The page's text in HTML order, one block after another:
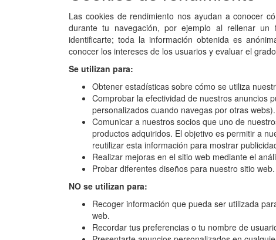
Las cookies de rendimiento nos ayudan a conocer
durante tu navegación, por ejemplo al rellenar un
identificarte; toda la información obtenida es
conocer los intereses de los usuarios y evaluar el
Se utilizan para:
Obtener estadísticas sobre cómo se utiliza
Comprobar la efectividad de nuestros anuncios
personalizados cuando navegas por otras webs).
Comunicar a nuestros socios que uno de
productos adquiridos. El objetivo es permitir a
reutilizar esta información para mostrar
Realizar mejoras en el sitio web mediante el
Probar diferentes diseños para nuestro sitio web.
NO se utilizan para:
Recoger información que pueda ser utilizada
web.
Recordar tus preferencias o tu nombre de